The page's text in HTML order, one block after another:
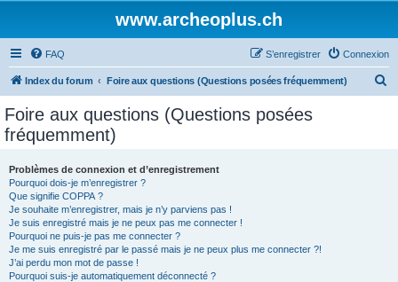
www.archeoplus.ch
FAQ Connexion
S’enregistrer
Index du forum Foire aux questions (Questions posées fréquemment)
Foire aux questions (Questions posées
fréquemment)
Problèmes de connexion et d’enregistrement
Pourquoi dois-je m’enregistrer ?
Que signifie COPPA ?
Je souhaite m’enregistrer, mais je n’y parviens pas !
Je suis enregistré mais je ne peux pas me connecter !
Pourquoi ne puis-je pas me connecter ?
Je me suis enregistré par le passé mais je ne peux plus me connecter ?!
J’ai perdu mon mot de passe !
Pourquoi suis-je automatiquement déconnecté ?